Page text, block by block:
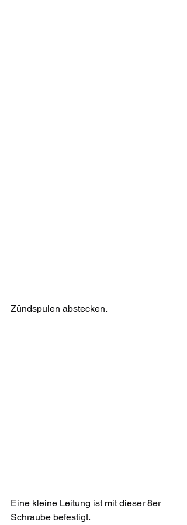
Zündspulen abstecken.
Eine kleine Leitung ist mit dieser 8er
Schraube befestigt.